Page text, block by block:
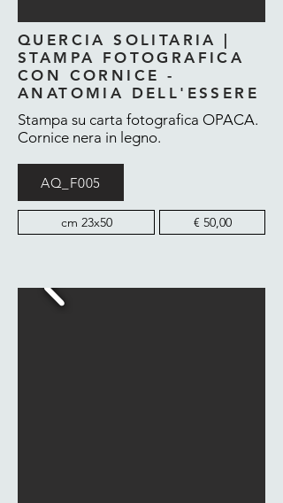
QUERCIA SOLITARIA |
STAMPA FOTOGRAFICA
CON CORNICE -
ANATOMIA DELL'ESSERE
Stampa su carta fotografica OPACA.
Cornice nera in legno.
AQ_F005
cm 23x50 € 50,00